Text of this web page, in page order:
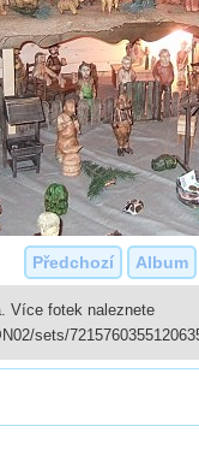
Předchozí Album
Více fotek naleznete
sets/